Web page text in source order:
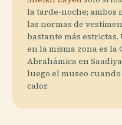
la tarde-noche; ambos
las normas de
bastante más
en la misma zona es la
Abrahámica en
luego el museo
calor.